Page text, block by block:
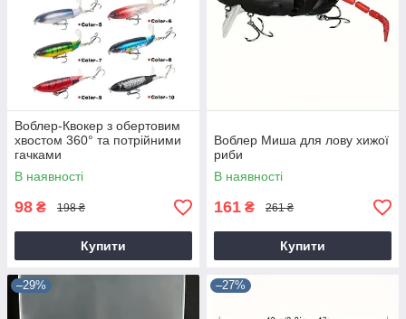
Воблер-Квокер з обертовим
хвостом 360° та потрійними
гачками
В наявності
98 ₴ 198 ₴
Купити
Воблер Миша для лову хижої
риби
В наявності
161 ₴ 261 ₴
Купити
–29% –27%